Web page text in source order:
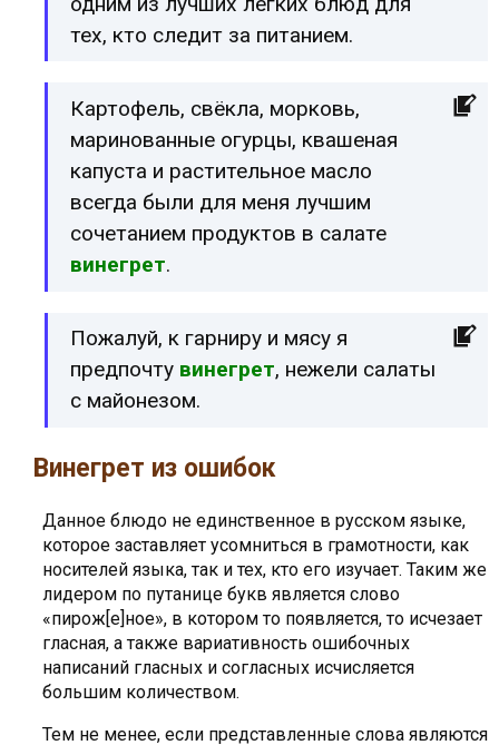
тех, кто следит за питанием.
Картофель, свёкла, морковь,
маринованные огурцы, квашеная
капуста и растительное масло
всегда были для меня лучшим
сочетанием продуктов в салате
винегрет.
Пожалуй, к гарниру и мясу я
предпочту винегрет, нежели салаты
с майонезом.
Винегрет из ошибок
Данное блюдо не единственное в русском языке,
которое заставляет усомниться в грамотности, как
носителей языка, так и тех, кто его изучает. Таким же
лидером по путанице букв является слово
«пирож[е]ное», в котором то появляется, то исчезает
гласная, а также вариативность ошибочных
написаний гласных и согласных исчисляется
большим количеством.
Тем не менее, если представленные слова являются